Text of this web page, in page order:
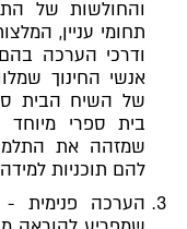
והחולשות של
תחומי עניין,
ודרכי הערכה
אנשי החינוך
של השיח הבית
שמזהה את
להם תוכניות
הערכה פנימית -